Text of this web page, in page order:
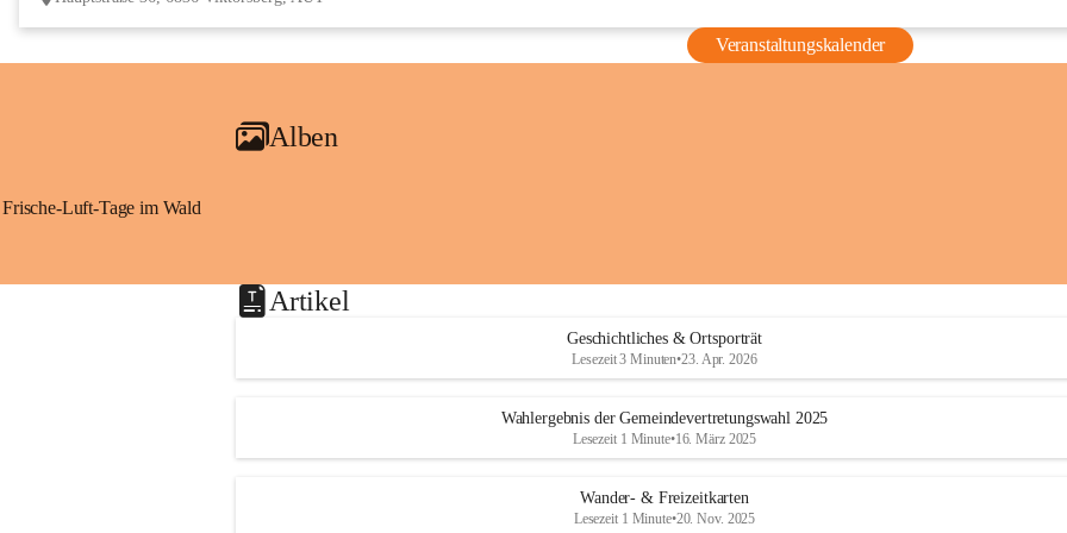
Veranstaltungskalender
Alben
Frische-Luft-Tage im Wald
Artikel
Geschichtliches & Ortsporträt
Lesezeit 3 Minuten•23. Apr. 2026
Wahlergebnis der Gemeindevertretungswahl 2025
Lesezeit 1 Minute•16. März 2025
Wander- & Freizeitkarten
Lesezeit 1 Minute•20. Nov. 2025